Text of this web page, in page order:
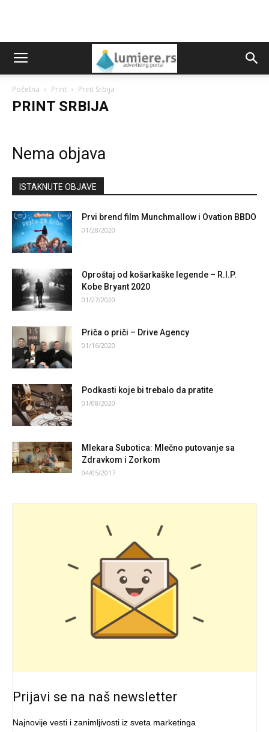
Početna Print Print Srbija
PRINT SRBIJA
Nema objava
ISTAKNUTE OBJAVE
Prvi brend film Munchmallow i Ovation BBDO
01/28/2020
Oproštaj od košarkaške legende – R.I.P.
Kobe Bryant 2020
01/27/2020
Priča o priči – Drive Agency
01/16/2020
Podkasti koje bi trebalo da pratite
01/08/2020
Mlekara Subotica: Mlečno putovanje sa
Zdravkom i Zorkom
04/05/2017
Prijavi se na naš newsletter
Najnovije vesti i zanimljivosti iz sveta marketinga